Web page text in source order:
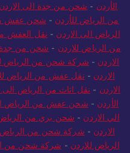
الأردن - شحن من جدة الى الاردن
من الرياض للأردن - شحن عفش
الرياض الى الاردن - نقل العفش
من الرياض للاردن - شحن من جدة
الاردن - شركة شحن من الرياض
الاردن - نقل عفش من الرياض
الاردن - نقل اثاث من الرياض الى
الأردن - شحن عفش من الرياض
الي الاردن - شحن بري من الرياض
الاردن - شركة شحن من الرياض
الرياض للاردن - شركة شحن من